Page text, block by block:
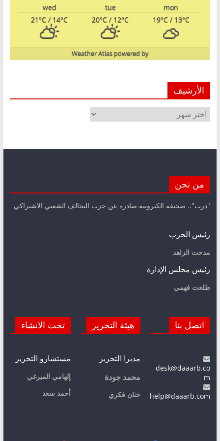
mon
tue
wed
19°C/ 13°C
20°C / 12°C
21°C / 14°C
powered by
Weather Atlas
الأرشيف
الأرشيف
من نحن
"درب".. صحيفة الكترونية صادرة عن حزب التحالف الشعبي الاشتراكي
رئيس الحزب
مدحت الزاهد
رئيس مجلس الإدارة
طلعت فهمي
اتصل بنا
desk@daaarb.co
m
help@daaarb.com
هيئة التحرير
مديرا التحرير
محمد جودة
حنان فكري
تحت الانشاء
مستشارو التحرير
إلهامي الميرغي
أحمد سعد